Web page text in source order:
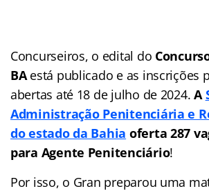
Concurseiros, o edital do
BAestá publicado e as inscrições
abertas até 18 de julho de 2024.A
Administração Penitenciária e
do estado da Bahia oferta 287
para Agente Penitenciário!
Por isso, o Gran preparou uma